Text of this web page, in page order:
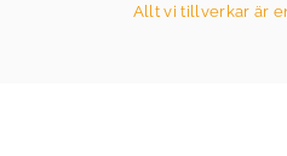
Allt vi tillverkar är